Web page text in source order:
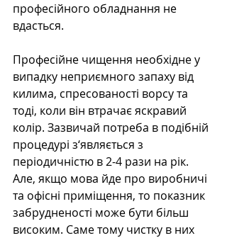
професійного обладнання не
вдасться.
Професійне чищення необхідне у
випадку неприємного запаху від
килима, спресованості ворсу та
тоді, коли він втрачає яскравий
колір. Зазвичай потреба в подібній
процедурі з‘являється з
періодичністю в 2-4 рази на рік.
Але, якщо мова йде про виробничі
та офісні приміщення, то показник
забрудненості може бути більш
високим. Саме тому чистку в них